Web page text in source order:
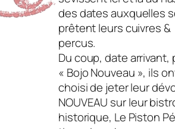
des dates auxquelles
prêtent leurs cuivres &
percus.
Du coup, date arrivant,
« Bojo Nouveau », ils
choisi de jeter leur
NOUVEAU sur leur
historique, Le Piston